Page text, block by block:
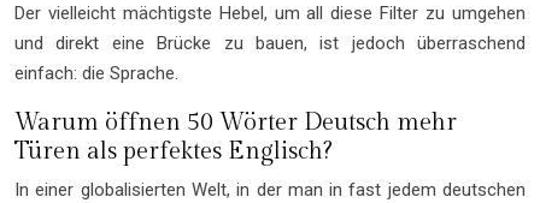
Der vielleicht mächtigste Hebel, um all diese Filter zu umgehen
und direkt eine Brücke zu bauen, ist jedoch überraschend
einfach: die Sprache.
Warum öffnen 50 Wörter Deutsch mehr
Türen als perfektes Englisch?
In einer globalisierten Welt, in der man in fast jedem deutschen